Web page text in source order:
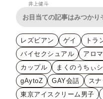
井上健斗
レズビアン ゲイ
トラ
バイセクシュアル
アロ
カップル
まくのうちぃ
gAytoZ
GAY会話 ス
東京アイスクリーム男子